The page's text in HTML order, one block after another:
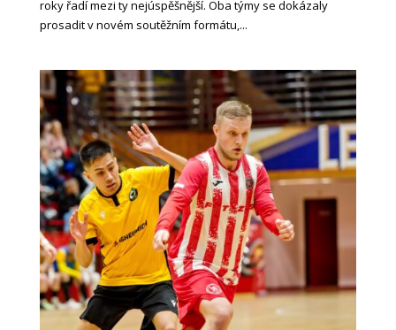
roky řadí mezi ty nejúspěšnější. Oba týmy se dokázaly
prosadit v novém soutěžním formátu,...